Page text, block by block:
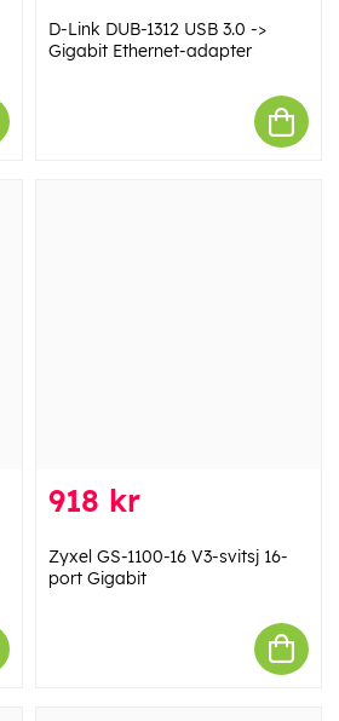
D-Link DUB-1312 USB 3.0 ->
Gigabit Ethernet-adapter
918 kr
Zyxel GS-1100-16 V3-svitsj 16-
port Gigabit